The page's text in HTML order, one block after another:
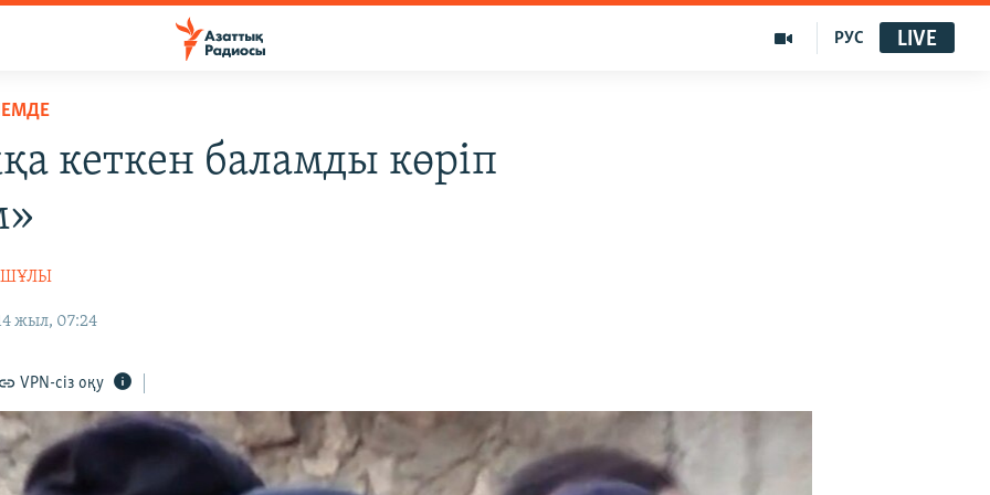
РУС LIVE
кеткен баламды көріп
жыл, 07:24
VPN-сіз оқу